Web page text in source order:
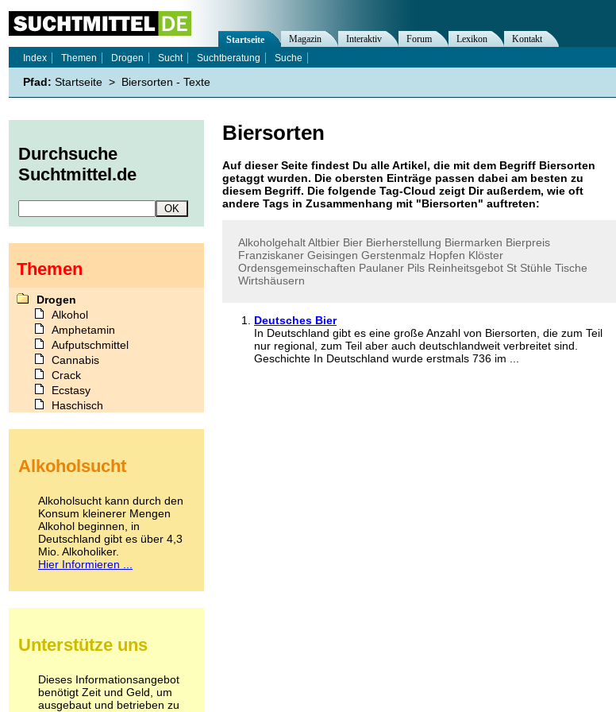
Biersorten
Auf dieser Seite findest Du alle Artikel, die mit dem Begriff Biersorten
getaggt wurden. Die obersten Einträge passen dabei am besten zu
diesem Begriff. Die folgende Tag-Cloud zeigt Dir außerdem, wie oft
andere Tags in Zusammenhang mit "Biersorten" auftreten:
AlkoholgehaltAltbier Bier Bierherstellung Biermarken Bierpreis
Franziskaner Geisingen Gerstenmalz Hopfen Klöster
Ordensgemeinschaften Paulaner Pils Reinheitsgebot St Stühle Tische
Wirtshäusern
Deutsches Bier
In Deutschland gibt es eine große Anzahl von Biersorten, die zum Teil
nur regional, zum Teil aber auch deutschlandweit verbreitet sind.
Geschichte In Deutschland wurde erstmals 736 im ...
Startseite Magazin Interaktiv Forum Lexikon
Kontakt
Index
Themen Drogen Sucht Suchtberatung Suche
Pfad: Startseite > Biersorten - Texte
Durchsuche
Suchtmittel.de
Themen
Drogen
Alkohol
Amphetamin
Aufputschmittel
Cannabis
Crack
Ecstasy
Haschisch
Kokain
LSD
Marihuana
Medikamente
Meskalin
Metamphetamin
Methadon
Pilze
Psychopharmaka
Schlafmittel
Schmerzmittel
Alkoholsucht
Alkoholsucht kann durch den
Konsum kleinerer Mengen
Alkohol beginnen, in
Deutschland gibt es über 4,3
Mio. Alkoholiker.
Hier Informieren ...
Unterstütze uns
Dieses Informationsangebot
benötigt Zeit und Geld, um
ausgebaut und betrieben zu